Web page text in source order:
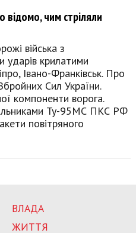
відомо, чим стріляли
війська з
ударів крилатими
Івано-Франківськ. Про
Сил України.
компоненти ворога.
Ту-95МС ПКС РФ
повітряного
ВЛАДА
ЖИТТЯ